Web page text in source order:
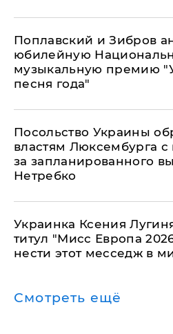
Поплавский и Зибров
юбилейную
музыкальную премию
песня года"
Посольство Украины
властям Люксембурга с
за запланированного
Нетребко
Украинка Ксения
титул "Мисс Европа
нести этот месседж в
Смотреть ещё